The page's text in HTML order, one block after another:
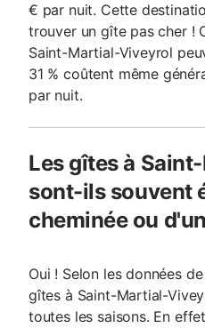
€ par nuit. Cette
trouver un gîte pas cher !
Saint-Martial-Viveyrol
31 % coûtent même
par nuit.
Les gîtes à
sont-ils souvent
cheminée ou
Oui ! Selon les données
gîtes à Saint-Martial-
toutes les saisons. En